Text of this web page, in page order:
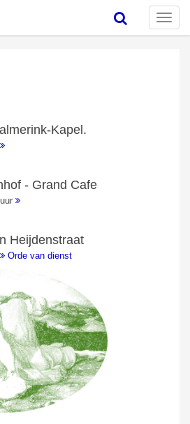
Toggle
Kapel.
- Grand Cafe
Heijdenstraat
Orde van dienst